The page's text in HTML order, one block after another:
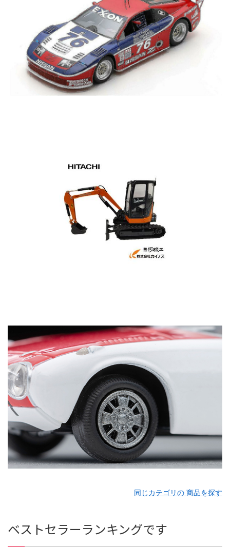
同じカテゴリの 商品を探す
ベストセラーランキングです